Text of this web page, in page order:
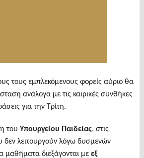
τους εμπλεκόμενους φορείς αύριο θα
ανάλογα με τις καιρικές συνθήκες
για την Τρίτη.
του Υπουργείου Παιδείας, στις
δεν λειτουργούν λόγω δυσμενών
μαθήματα διεξάγονται μεεξ